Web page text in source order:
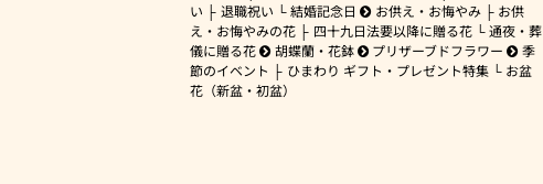
い
退職祝い 結婚記念日 お供え・お悔やみ
お供
え・お悔やみの花
四十九日法要以降に贈る花
通夜・葬
儀に贈る花
胡蝶蘭・花鉢 プリザーブドフラワー
季
節のイベント
ひまわり ギフト・プレゼント特集
お盆
花（新盆・初盆）